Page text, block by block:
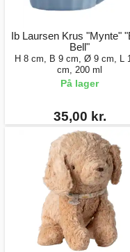
Ib Laursen Krus "Mynte"
Bell"
H 8 cm, B 9 cm, Ø 9 cm, L
cm, 200 ml
På lager
35,00 kr.